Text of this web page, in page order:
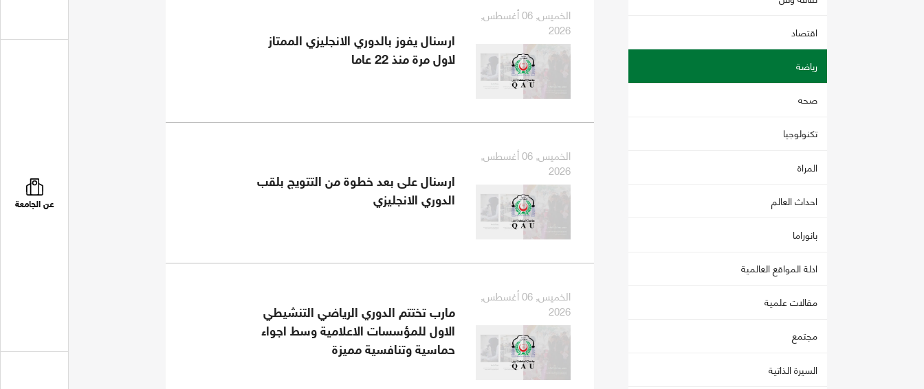
عن الجامعة
اقتصاد
رياضة
صحه
تكنولوجيا
المراة
احداث العالم
بانوراما
ادلة المواقع العالمية
مقالات علمية
مجتمع
السيرة الذاتية
الخميس, 06 أغسطس,
2026
ارسنال يفوز بالدوري الانجليزي الممتاز
لاول مرة منذ 22 عاما
الخميس, 06 أغسطس,
2026
ارسنال على بعد خطوة من التتويج بلقب
الدوري الانجليزي
الخميس, 06 أغسطس,
2026
مارب تختتم الدوري الرياضي التنشيطي
الاول للمؤسسات الاعلامية وسط اجواء
حماسية وتنافسية مميزة